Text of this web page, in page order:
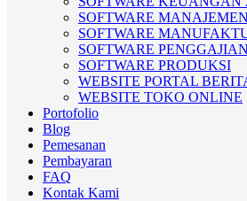
SOFTWARE
SOFTWARE
SOFTWARE
SOFTWARE PRODUKSI
WEBSITE PORTAL
WEBSITE TOKO ONLINE
Portofolio
Blog
Pemesanan
Pembayaran
FAQ
Kontak Kami